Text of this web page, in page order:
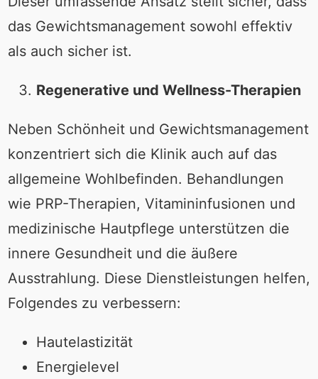
das Gewichtsmanagement sowohl effektiv
als auch sicher ist.
Regenerative und Wellness-Therapien
Neben Schönheit und Gewichtsmanagement
konzentriert sich die Klinik auch auf das
allgemeine Wohlbefinden. Behandlungen
wie PRP-Therapien, Vitamininfusionen und
medizinische Hautpflege unterstützen die
innere Gesundheit und die äußere
Ausstrahlung. Diese Dienstleistungen helfen,
Folgendes zu verbessern:
Hautelastizität
Energielevel